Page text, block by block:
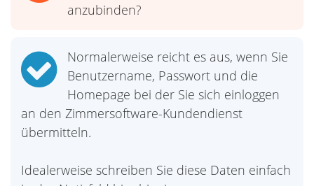
anzubinden?
Normalerweise reicht es aus, wenn Sie
Benutzername, Passwort und die
Homepage bei der Sie sich einloggen
an den Zimmersoftware-Kundendienst
übermitteln.
Idealerweise schreiben Sie diese Daten einfach